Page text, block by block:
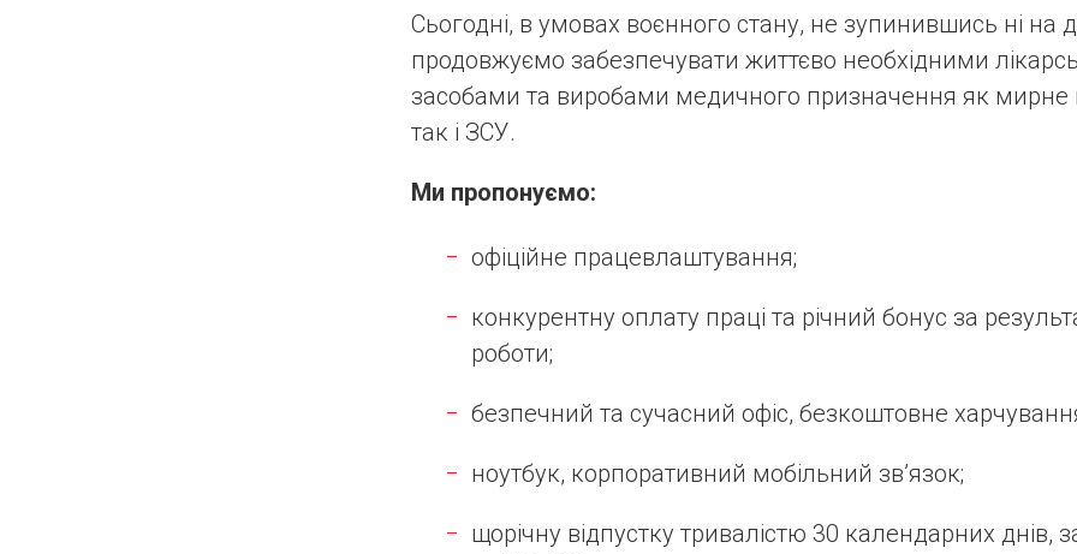
Сьогодні, в умовах воєнного стану, не зупинившись ні на
продовжуємо забезпечувати життєво необхідними
засобами та виробами медичного призначення як мирне
так і ЗСУ.
Ми пропонуємо:
офіційне працевлаштування;
конкурентну оплату праці та річний бонус за
роботи;
безпечний та сучасний офіс, безкоштовне
ноутбук, корпоративний мобільний зв’язок;
щорічну відпустку тривалістю 30 календарних днів,